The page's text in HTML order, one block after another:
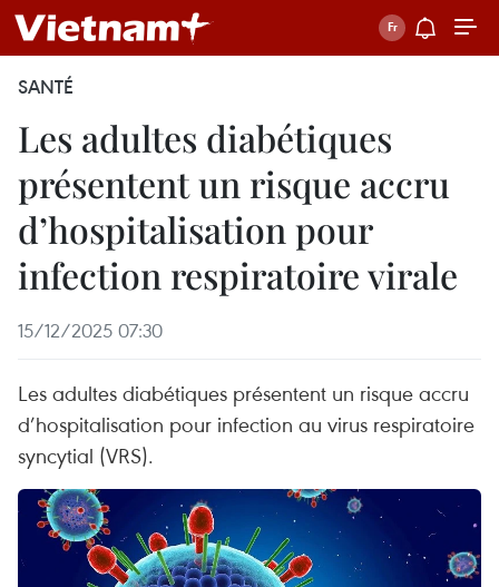
SANTÉ
Les adultes diabétiques
présentent un risque accru
d’hospitalisation pour
infection respiratoire virale
15/12/2025 07:30
Les adultes diabétiques présentent un risque accru
d’hospitalisation pour infection au virus respiratoire
syncytial (VRS).